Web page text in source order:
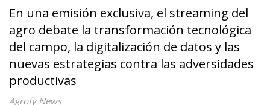
En una emisión exclusiva, el streaming del
agro debate la transformación tecnológica
del campo, la digitalización de datos y las
nuevas estrategias contra las adversidades
productivas
Agrofy News